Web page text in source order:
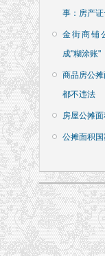
事：房产
金街商铺
成"糊涂账"
商品房公
都不违法
房屋公摊
公摊面积